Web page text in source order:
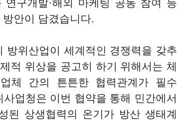
연구개발·해외 마케팅 공동 참여 등
방안이 담겼습니다.
방위산업이 세계적인 경쟁력을 갖추
적 위상을 공고히 하기 위해서는 체
체 간의 튼튼한 협력관계가 필수
사업청은 이번 협약을 통해 민간에서
된 상생협력의 온기가 방산 생태계